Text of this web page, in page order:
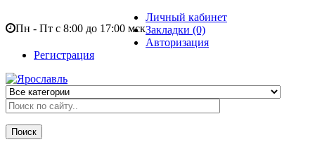
Пн - Пт с 8:00 до 17:00 мск
Личный кабинет
Закладки (0)
Авторизация
Регистрация
Поиск